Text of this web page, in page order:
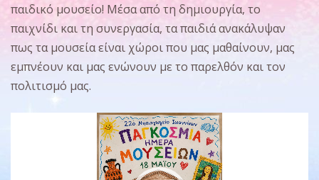
παιδικό μουσείο! Μέσα από τη δημιουργία, το
παιχνίδι και τη συνεργασία, τα παιδιά ανακάλυψαν
πως τα μουσεία είναι χώροι που μας μαθαίνουν, μας
εμπνέουν και μας ενώνουν με το παρελθόν και τον
πολιτισμό μας.